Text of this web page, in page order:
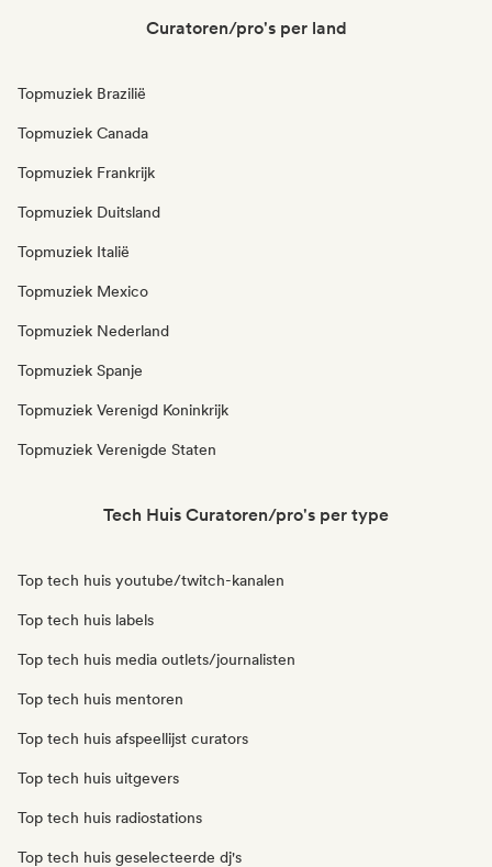
Curatoren/pro's per land
Topmuziek Brazilië
Topmuziek Canada
Topmuziek Frankrijk
Topmuziek Duitsland
Topmuziek Italië
Topmuziek Mexico
Topmuziek Nederland
Topmuziek Spanje
Topmuziek Verenigd Koninkrijk
Topmuziek Verenigde Staten
Tech Huis Curatoren/pro's per type
Top tech huis youtube/twitch-kanalen
Top tech huis labels
Top tech huis media outlets/journalisten
Top tech huis mentoren
Top tech huis afspeellijst curators
Top tech huis uitgevers
Top tech huis radiostations
Top tech huis geselecteerde dj's